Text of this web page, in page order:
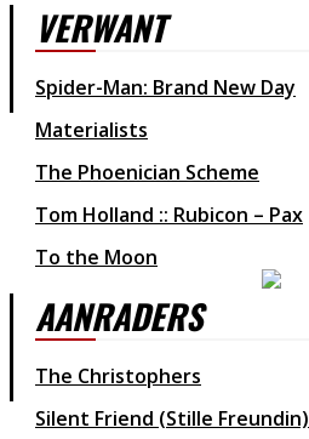
VERWANT
Spider-Man: Brand New Day
Materialists
The Phoenician Scheme
Tom Holland :: Rubicon – Pax
To the Moon
AANRADERS
The Christophers
Silent Friend (Stille Freundin)